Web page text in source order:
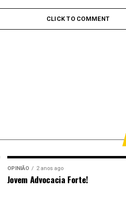
CLICK TO COMMENT
OPINIÃO 2 anos ago
Jovem Advocacia Forte!